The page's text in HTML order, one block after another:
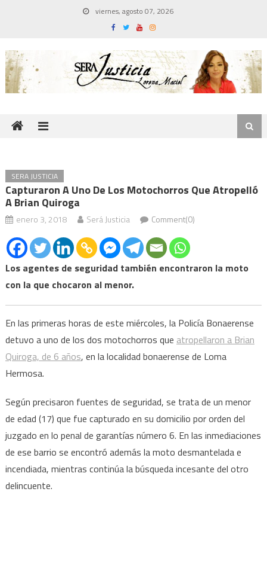
viernes, agosto 07, 2026
SERA JUSTICIA
Capturaron A Uno De Los Motochorros Que Atropelló
A Brian Quiroga
enero 3, 2018 Será Justicia Comment(0)
Los agentes de seguridad también encontraron la moto
con la que chocaron al menor.
En las primeras horas de este miércoles, la Policía Bonaerense
detuvo a uno de los dos motochorros que atropellaron a Brian
Quiroga, de 6 años, en la localidad bonaerense de Loma
Hermosa.
Según precisaron fuentes de seguridad, se trata de un menor
de edad (17) que fue capturado en su domicilio por orden del
juzgado en lo penal de garantías número 6. En las inmediaciones
de ese barrio se encontró además la moto desmantelada e
incendiada, mientras continúa la búsqueda incesante del otro
delincuente.